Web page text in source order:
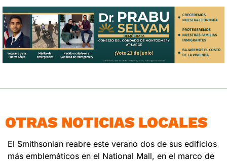
OTRAS NOTICIAS LOCALES
El Smithsonian reabre este verano dos de sus edificios
más emblemáticos en el National Mall, en el marco de